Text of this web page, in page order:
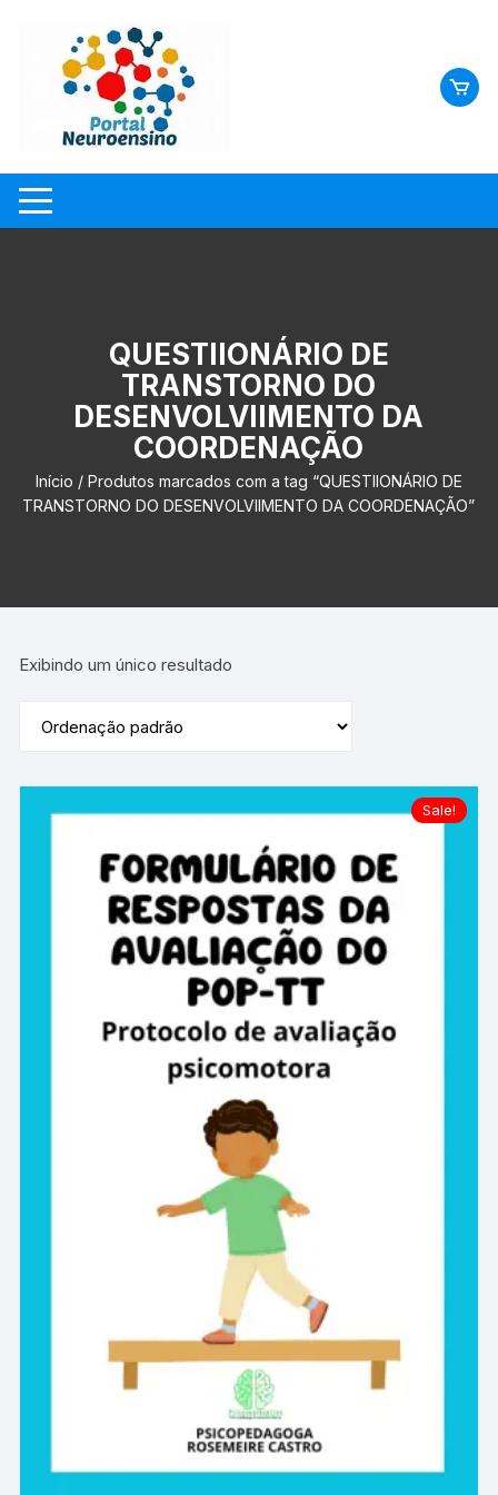
QUESTIIONÁRIO DE
TRANSTORNO DO
DESENVOLVIIMENTO DA
COORDENAÇÃO
Início / Produtos marcados com a tag “QUESTIIONÁRIO DE
TRANSTORNO DO DESENVOLVIIMENTO DA COORDENAÇÃO”
Exibindo um único resultado
Sale!